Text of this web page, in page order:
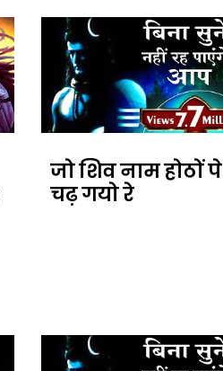
जो शिव नाम होठों पे
चढ़ गयो रे